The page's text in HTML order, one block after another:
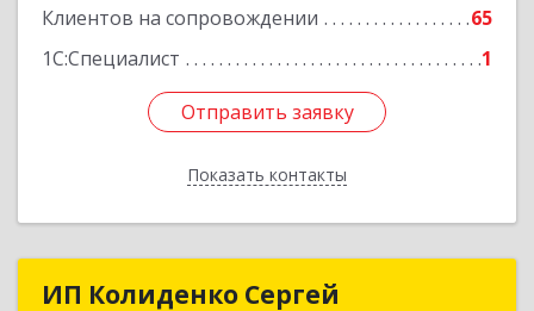
Клиентов на сопровождении
65
1С:Специалист
1
Отправить заявку
Показать контакты
Подробнее
Отправить заявку
Назад
ИП Колиденко СергейИП Колиденко Сергей